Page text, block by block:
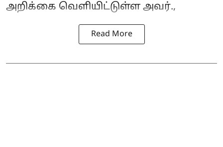
அறிக்கை வெளியிட்டுள்ள அவர்.,
Read More